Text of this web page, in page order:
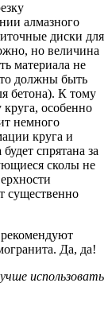
алмазного
диски для
но величина
материала не
должны быть
бетона). К тому
особенно
немного
круга и
спрятана за
сколы не
существенно
Да, да!
использовать